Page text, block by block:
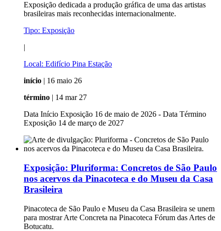
Exposição dedicada a produção gráfica de uma das artistas
brasileiras mais reconhecidas internacionalmente.
Tipo: Exposição
|
Local: Edifício Pina Estação
início | 16 maio 26
término | 14 mar 27
Data Início Exposição 16 de maio de 2026 - Data Término
Exposição 14 de março de 2027
Exposição: Pluriforma: Concretos de São Paulo
nos acervos da Pinacoteca e do Museu da Casa
Brasileira
Pinacoteca de São Paulo e Museu da Casa Brasileira se unem
para mostrar Arte Concreta na Pinacoteca Fórum das Artes de
Botucatu.